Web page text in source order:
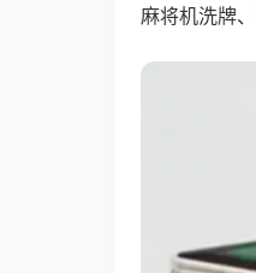
麻将机洗牌